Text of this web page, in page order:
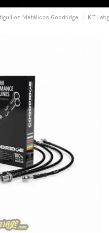
Metálicos Goodridge KIT